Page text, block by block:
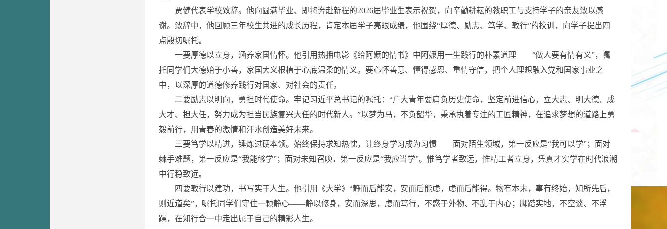
贾健代表学校致辞。他向圆满毕业、即将奔赴新程的2026届毕业生表示祝贺，向辛勤耕耘的教职工与支持学子的亲友致以感
谢。致辞中，他回顾三年校生共进的成长历程，肯定本届学子亮眼成绩，他围绕“厚德、励志、笃学、敦行”的校训，向学子提出四
点殷切嘱托。
一要厚德以立身，涵养家国情怀。他引用热播电影《给阿嬷的情书》中阿嬷用一生践行的朴素道理——“做人要有情有义”，嘱
托同学们大德始于小善，家国大义根植于心底温柔的情义。要心怀善意、懂得感恩、重情守信，把个人理想融入党和国家事业之
中，以深厚的道德修养践行对国家、对社会的责任。
二要励志以明向，勇担时代使命。牢记习近平总书记的嘱托：“广大青年要肩负历史使命，坚定前进信心，立大志、明大德、成
大才、担大任，努力成为担当民族复兴大任的时代新人。”以梦为马，不负韶华，秉承执着专注的工匠精神，在追求梦想的道路上勇
毅前行，用青春的激情和汗水创造美好未来。
三要笃学以精进，锤炼过硬本领。始终保持求知热忱，让终身学习成为习惯——面对陌生领域，第一反应是“我可以学”；面对
棘手难题，第一反应是“我能够学”；面对未知召唤，第一反应是“我应当学”。惟笃学者致远，惟精工者立身，凭真才实学在时代浪潮
中行稳致远。
四要敦行以建功，书写实干人生。他引用《大学》“静而后能安，安而后能虑，虑而后能得。物有本末，事有终始，知所先后，
则近道矣”，嘱托同学们守住一颗静心——静以修身，安而深思，虑而笃行，不惑于外物、不乱于内心；脚踏实地，不空谈、不浮
躁，在知行合一中走出属于自己的精彩人生。